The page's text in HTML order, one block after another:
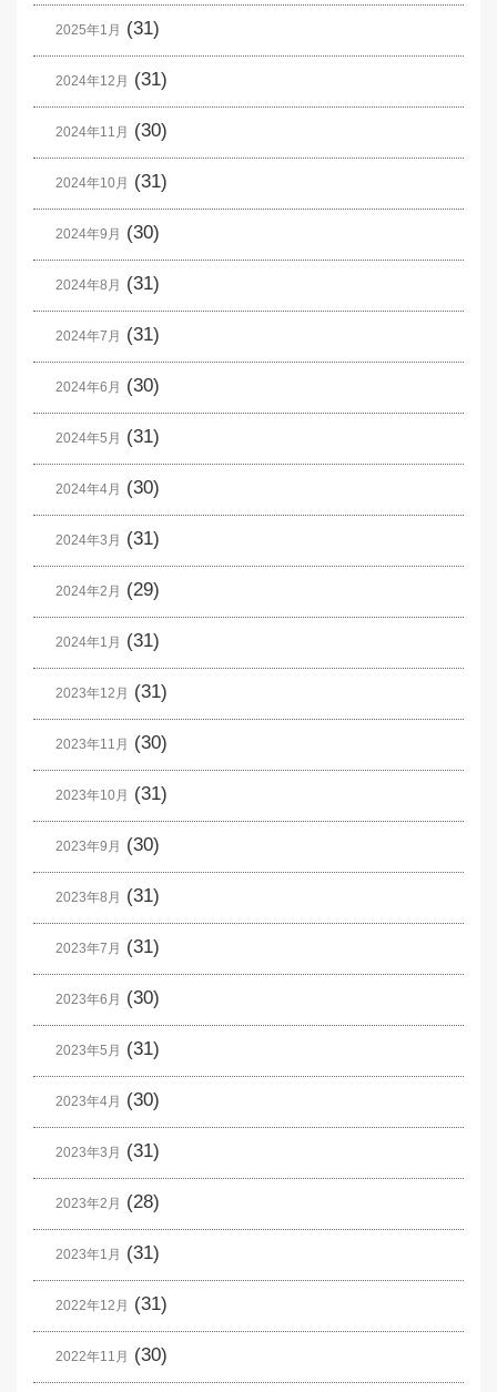
2025年1月 (31)
2024年12月 (31)
2024年11月 (30)
2024年10月 (31)
2024年9月 (30)
2024年8月 (31)
2024年7月 (31)
2024年6月 (30)
2024年5月 (31)
2024年4月 (30)
2024年3月 (31)
2024年2月 (29)
2024年1月 (31)
2023年12月 (31)
2023年11月 (30)
2023年10月 (31)
2023年9月 (30)
2023年8月 (31)
2023年7月 (31)
2023年6月 (30)
2023年5月 (31)
2023年4月 (30)
2023年3月 (31)
2023年2月 (28)
2023年1月 (31)
2022年12月 (31)
2022年11月 (30)